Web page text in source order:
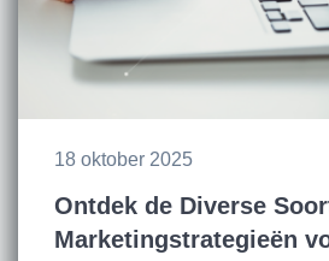
18 oktober 2025
Ontdek de Diverse
Marketingstrategieën